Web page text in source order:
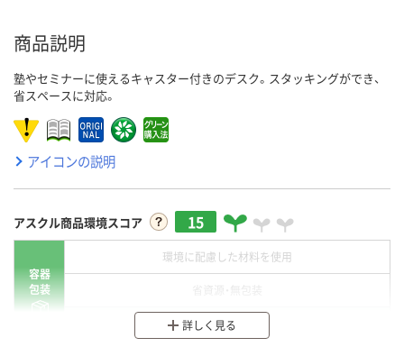
商品説明
塾やセミナーに使えるキャスター付きのデスク。スタッキングができ、
省スペースに対応。
アイコンの説明
アスクル商品環境スコア 15
容器
包装
環境に配慮した材料を使用
分別・リサイクルしやすい設計
詳しく見る